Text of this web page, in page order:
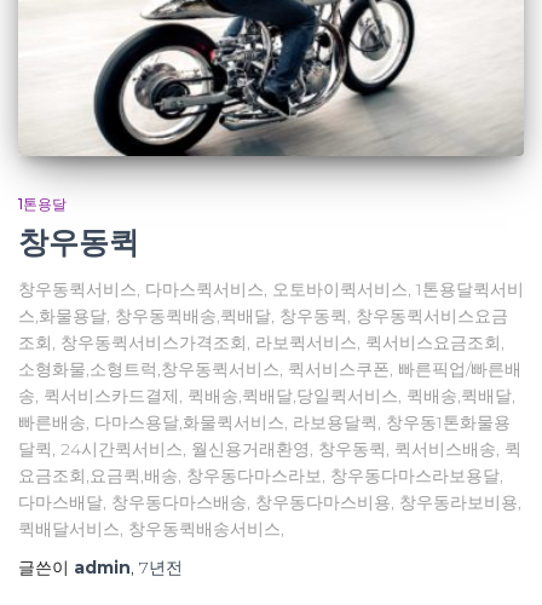
1톤용달
창우동퀵
창우동퀵서비스, 다마스퀵서비스, 오토바이퀵서비스, 1톤용달퀵서비
스,화물용달, 창우동퀵배송,퀵배달, 창우동퀵, 창우동퀵서비스요금
조회, 창우동퀵서비스가격조회, 라보퀵서비스, 퀵서비스요금조회,
소형화물,소형트럭,창우동퀵서비스, 퀵서비스쿠폰, 빠른픽업/빠른배
송, 퀵서비스카드결제, 퀵배송,퀵배달,당일퀵서비스, 퀵배송,퀵배달,
빠른배송, 다마스용달,화물퀵서비스, 라보용달퀵, 창우동1톤화물용
달퀵, 24시간퀵서비스, 월신용거래환영, 창우동퀵, 퀵서비스배송, 퀵
요금조회,요금퀵,배송, 창우동다마스라보, 창우동다마스라보용달,
다마스배달, 창우동다마스배송, 창우동다마스비용, 창우동라보비용,
퀵배달서비스, 창우동퀵배송서비스,
글쓴이 admin, 7년전